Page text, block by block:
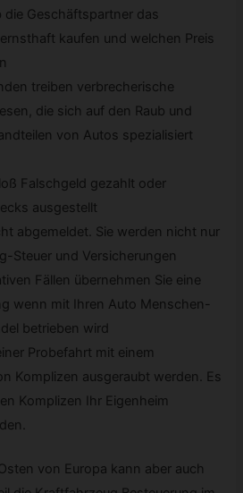
die Geschäftspartner das
kaufen und welchen Preis
treiben verbrecherische
die sich auf den Raub und
von Autos spezialisiert
Falschgeld gezahlt oder
ausgestellt
abgemeldet. Sie werden nicht nur
Steuer und Versicherungen
Fällen übernehmen Sie eine
wenn mit Ihren Auto Menschen-
betrieben wird
Probefahrt mit einem
Komplizen ausgeraubt werden. Es
Komplizen Ihr Eigenheim
von Europa kann aber auch